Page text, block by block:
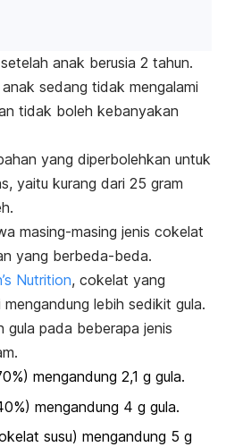
anak berusia 2 tahun.
anak sedang tidak mengalami
tidak boleh kebanyakan
yang diperbolehkan untuk
yaitu kurang dari 25 gram
masing-masing jenis cokelat
yang berbeda-beda.
Nutrition, cokelat yang
lebih sedikit gula.
gula pada beberapa jenis
mengandung 2,1 g gula.
mengandung 4 g gula.
susu) mengandung 5 g